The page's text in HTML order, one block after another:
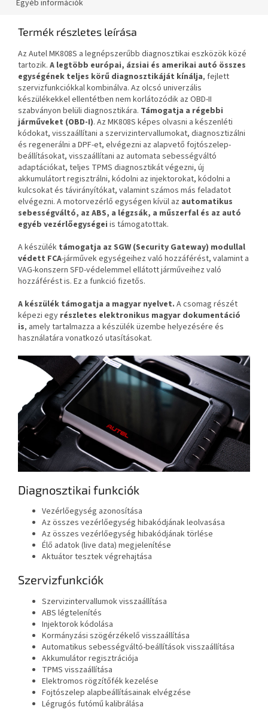
Egyéb információk
Termék részletes leírása
Az Autel MK808S a legnépszerűbb diagnosztikai eszközök közé
tartozik. A legtöbb európai, ázsiai és amerikai autó összes
egységének teljes körű diagnosztikáját kínálja, fejlett
szervizfunkciókkal kombinálva. Az olcsó univerzális
készülékekkel ellentétben nem korlátozódik az OBD-II
szabványon belüli diagnosztikára. Támogatja a régebbi
járműveket (OBD-I). Az MK808S képes olvasni a készenléti
kódokat, visszaállítani a szervizintervallumokat, diagnosztizálni
és regenerálni a DPF-et, elvégezni az alapvető fojtószelep-
beállításokat, visszaállítani az automata sebességváltó
adaptációkat, teljes TPMS diagnosztikát végezni, új
akkumulátort regisztrálni, kódolni az injektorokat, kódolni a
kulcsokat és távirányítókat, valamint számos más feladatot
elvégezni. A motorvezérlő egységen kívül az automatikus
sebességváltó, az ABS, a légzsák, a műszerfal és az autó
egyéb vezérlőegységei is támogatottak.
A készülék támogatja az SGW (Security Gateway) modullal
védett FCA-járművek egységeihez való hozzáférést, valamint a
VAG-konszern SFD-védelemmel ellátott járműveihez való
hozzáférést is. Ez a funkció fizetős.
A készülék támogatja a magyar nyelvet. A csomag részét
képezi egy részletes elektronikus magyar dokumentáció
is, amely tartalmazza a készülék üzembe helyezésére és
használatára vonatkozó utasításokat.
Diagnosztikai funkciók
Vezérlőegység azonosítása
Az összes vezérlőegység hibakódjának leolvasása
Az összes vezérlőegység hibakódjának törlése
Élő adatok (live data) megjelenítése
Aktuátor tesztek végrehajtása
Szervizfunkciók
Szervizintervallumok visszaállítása
ABS légtelenítés
Injektorok kódolása
Kormányzási szögérzékelő visszaállítása
Automatikus sebességváltó-beállítások visszaállítása
Akkumulátor regisztrációja
TPMS visszaállítása
Elektromos rögzítőfék kezelése
Fojtószelep alapbeállításainak elvégzése
Légrugós futómű kalibrálása